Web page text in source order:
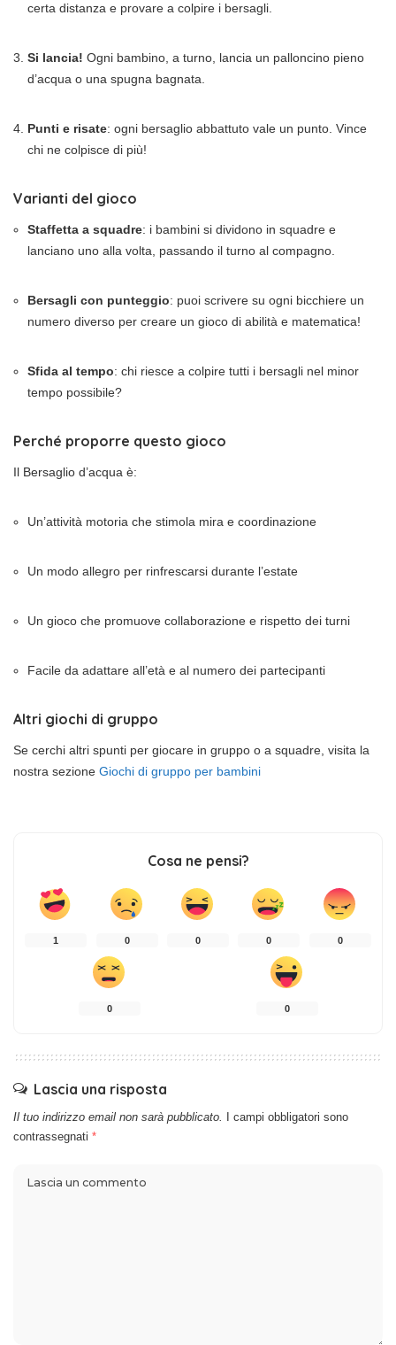
certa distanza e provare a colpire i bersagli.
Si lancia! Ogni bambino, a turno, lancia un palloncino pieno
d’acqua o una spugna bagnata.
Punti e risate: ogni bersaglio abbattuto vale un punto. Vince
chi ne colpisce di più!
Varianti del gioco
Staffetta a squadre: i bambini si dividono in squadre e
lanciano uno alla volta, passando il turno al compagno.
Bersagli con punteggio: puoi scrivere su ogni bicchiere un
numero diverso per creare un gioco di abilità e matematica!
Sfida al tempo: chi riesce a colpire tutti i bersagli nel minor
tempo possibile?
Perché proporre questo gioco
Il Bersaglio d’acqua è:
Un’attività motoria che stimola mira e coordinazione
Un modo allegro per rinfrescarsi durante l’estate
Un gioco che promuove collaborazione e rispetto dei turni
Facile da adattare all’età e al numero dei partecipanti
Altri giochi di gruppo
Se cerchi altri spunti per giocare in gruppo o a squadre, visita la
nostra sezione Giochi di gruppo per bambini
Cosa ne pensi?
1 0 0 0 0
0 0
Lascia una risposta
Il tuo indirizzo email non sarà pubblicato.
I campi obbligatori sono
contrassegnati *